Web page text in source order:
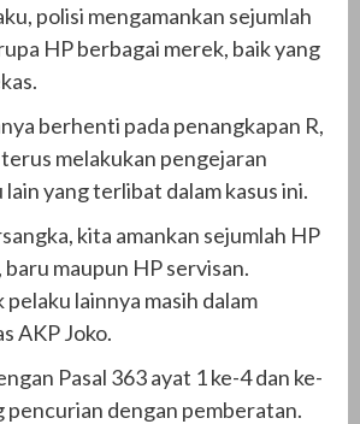
polisi mengamankan sejumlah
HP berbagai merek, baik yang
berhenti pada penangkapan R,
melakukan pengejaran
yang terlibat dalam kasus ini.
kita amankan sejumlah HP
maupun HP servisan.
lainnya masih dalam
AKP Joko.
Pasal 363 ayat 1 ke-4 dan ke-
pencurian dengan pemberatan.